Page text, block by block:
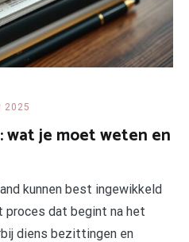
2025
wat je moet weten en
kunnen best ingewikkeld
proces dat begint na het
diens bezittingen en